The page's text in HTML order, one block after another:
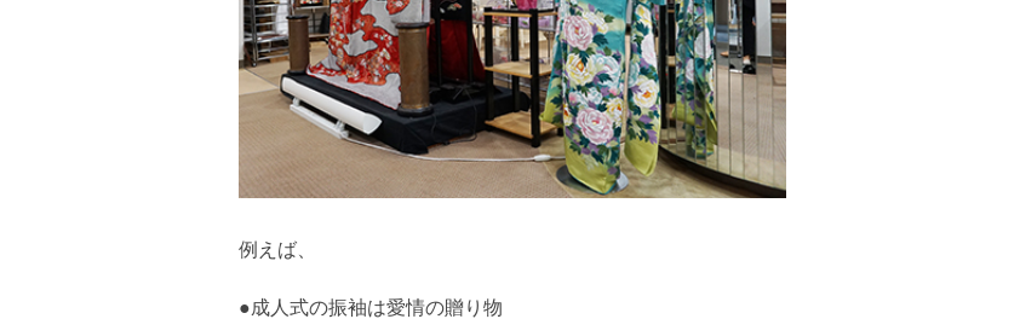
例えば、
●成人式の振袖は愛情の贈り物